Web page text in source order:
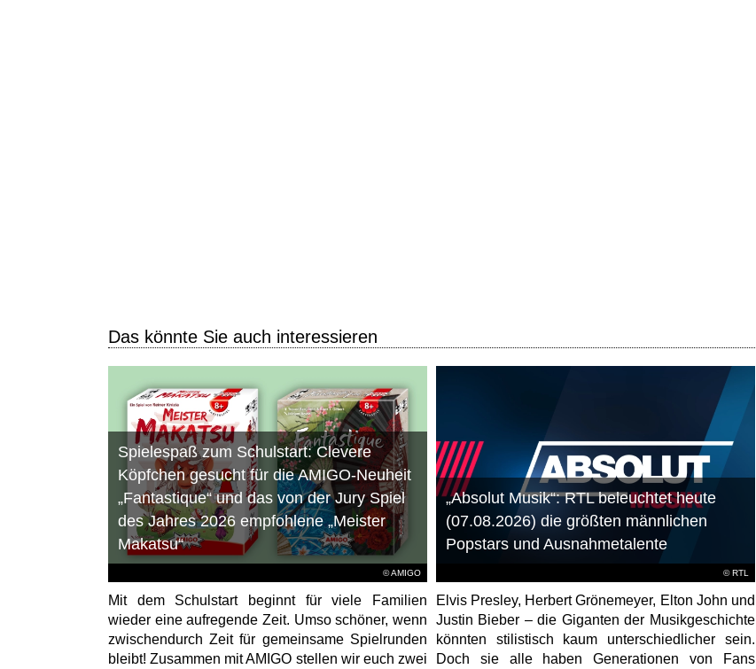
Das könnte Sie auch interessieren
© AMIGO
Spielespaß zum Schulstart: Clevere
Köpfchen gesucht für die AMIGO-Neuheit
„Fantastique“ und das von der Jury Spiel
des Jahres 2026 empfohlene „Meister
Makatsu“
Mit dem Schulstart beginnt für viele Familien
wieder eine aufregende Zeit. Umso schöner, wenn
zwischendurch Zeit für gemeinsame Spielrunden
bleibt! Zusammen mit AMIGO stellen wir euch zwei
© RTL
„Absolut Musik“: RTL beleuchtet heute
(07.08.2026) die größten männlichen
Popstars und Ausnahmetalente
Elvis Presley, Herbert Grönemeyer, Elton John und
Justin Bieber – die Giganten der Musikgeschichte
könnten stilistisch kaum unterschiedlicher sein.
Doch sie alle haben Generationen von Fans